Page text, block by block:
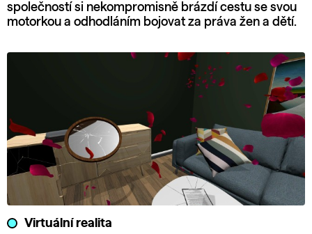
společností si nekompromisně brázdí cestu se svou
motorkou a odhodláním bojovat za práva žen a dětí.
Virtuální realita